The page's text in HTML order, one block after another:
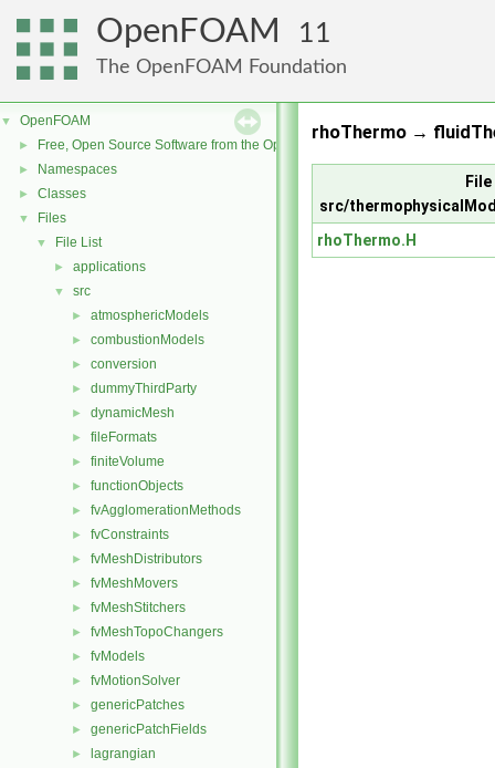
OpenFOAM 11
The OpenFOAM Foundation
▼ OpenFOAM
► Free, Open Source Software from the OpenFOAM Foundation
► Namespaces
► Classes
▼ Files
▼ File List
► applications
▼ src
► atmosphericModels
► combustionModels
► conversion
► dummyThirdParty
► dynamicMesh
► fileFormats
► finiteVolume
► functionObjects
► fvAgglomerationMethods
► fvConstraints
► fvMeshDistributors
► fvMeshMovers
► fvMeshStitchers
► fvMeshTopoChangers
► fvModels
► fvMotionSolver
► genericPatches
► genericPatchFields
► lagrangian
rhoThermo →
File
src/
rhoThermo.H